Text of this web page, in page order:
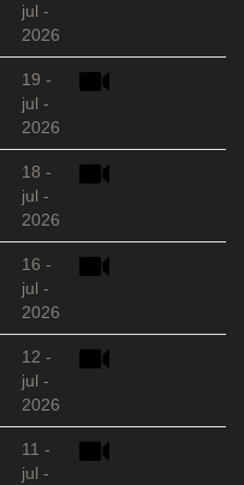
jul -
2026
19 -
jul -
2026
18 -
jul -
2026
16 -
jul -
2026
12 -
jul -
2026
11 -
jul -